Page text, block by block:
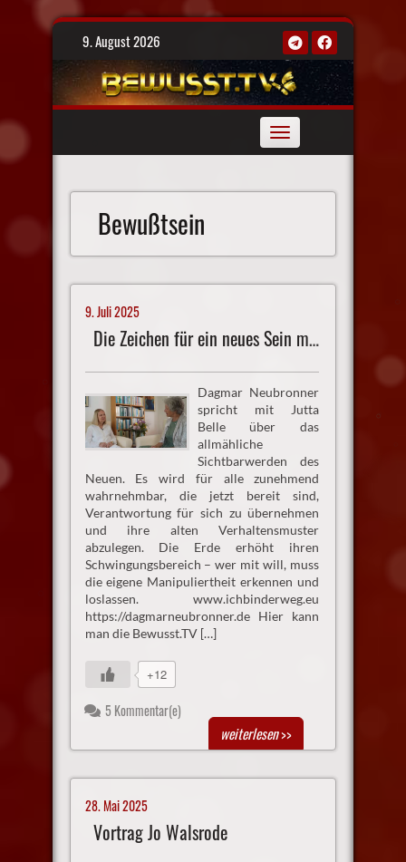
Skip
9. August 2026
Toggle
navigation
Bewußtsein
9. Juli 2025
Die Zeichen für ein neues Sein mehren sich
Dagmar Neubronner
spricht mit Jutta
Belle über das
allmähliche
Sichtbarwerden des
Neuen. Es wird für alle zunehmend
wahrnehmbar, die jetzt bereit sind,
Verantwortung für sich zu übernehmen
und ihre alten Verhaltensmuster
abzulegen. Die Erde erhöht ihren
Schwingungsbereich – wer mit will, muss
die eigene Manipuliertheit erkennen und
loslassen. www.ichbinderweg.eu
https://dagmarneubronner.de Hier kann
man die Bewusst.TV […]
+12
5 Kommentar(e)
weiterlesen>>
28. Mai 2025
Vortrag Jo Walsrode